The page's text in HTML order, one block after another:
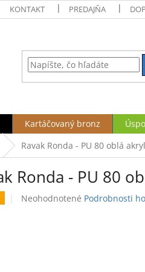
KONTAKT PREDAJŇA
Kartáčovaný bronz
Ravak Ronda - PU 80 oblá
Ronda - PU 80
Priemerné
Neohodnotené Podrobnosti